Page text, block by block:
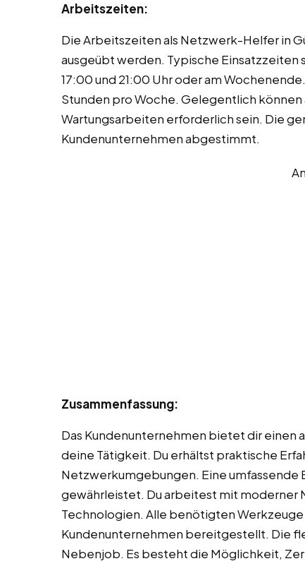
Arbeitszeiten:
Die Arbeitszeiten als Netzwerk-Helfer in
ausgeübt werden. Typische Einsatzzeiten
17:00 und 21:00 Uhr oder am
Stunden pro Woche. Gelegentlich
Wartungsarbeiten erforderlich sein. Die
Kundenunternehmen abgestimmt.
Zusammenfassung:
Das Kundenunternehmen bietet dir einen
deine Tätigkeit. Du erhältst praktische
Netzwerkumgebungen. Eine
gewährleistet. Du arbeitest mit moderner
Technologien. Alle benötigten
Kundenunternehmen bereitgestellt. Die
Nebenjob. Es besteht die Möglichkeit,